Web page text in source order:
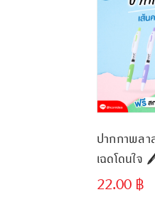
ปากกาพล
เ
22.00 ฿